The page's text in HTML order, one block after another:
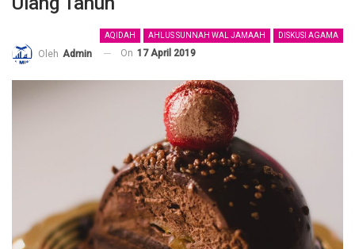
AQIDAH AHLUS SUNNAH WAL JAMAAH DISKUSI AGAMA
Oleh Admin On 17 April 2019